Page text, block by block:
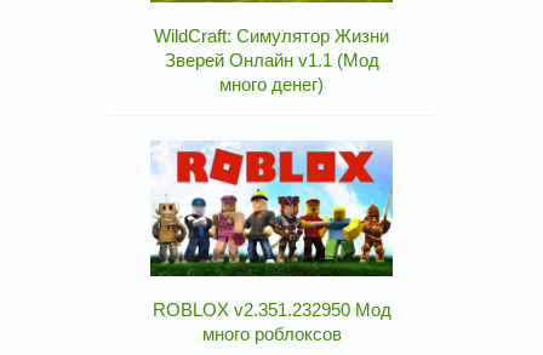
WildCraft: Симулятор Жизни
Зверей Онлайн v1.1 (Мод
много денег)
ROBLOX v2.351.232950 Мод
много роблоксов